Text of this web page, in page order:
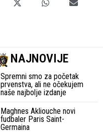
NAJNOVIJE
Spremni smo za početak
prvenstva, ali ne očekujem
naše najbolje izdanje
Maghnes Akliouche novi
fudbaler Paris Saint-
Germaina